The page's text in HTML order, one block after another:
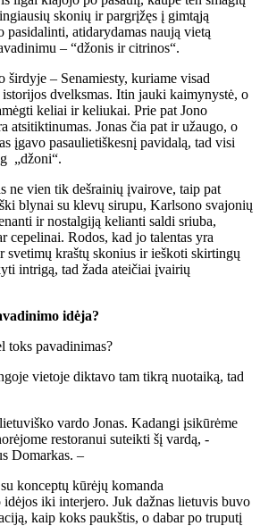
skonių ir pargrįžęs į gimtąją
pasidalinti, atidarydamas naują vietą
– “džonis ir citrinos“.
širdyje – Senamiesty, kuriame visad
dvelksmas. Itin jauki kaimynystė, o
keliai ir keliukai. Prie pat Jono
atsitiktinumas. Jonas čia pat ir užaugo, o
įgavo pasaulietiškesnį pavidalą, tad visi
„džoni“.
ne vien tik dešrainių įvairove, taip pat
blynai su klevų sirupu, Karlsono svajonių
ir nostalgiją kelianti saldi sriuba,
cepelinai. Rodos, kad jo talentas yra
svetimų kraštų skonius ir ieškoti skirtingų
intrigą, tad žada ateičiai įvairių
idėja?
toks pavadinimas?
vietoje diktavo tam tikrą nuotaiką, tad
vardo Jonas. Kadangi įsikūrėme
restoranui suteikti šį vardą, -
Domarkas. –
konceptų kūrėjų komanda
idėjos iki interjero. Juk dažnas lietuvis buvo
kaip koks paukštis, o dabar po truputį